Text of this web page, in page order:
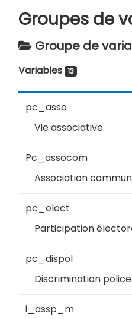
Groupes de
Groupe de
Variables 13
pc_asso
Vie associative
Pc_assocom
Association
pc_elect
Participation
pc_dispol
Discrimination police
i_assp_m